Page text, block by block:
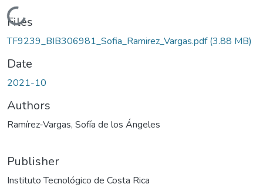
Loading...
Files
TF9239_BIB306981_Sofia_Ramirez_Vargas.pdf(3.88 MB)
Date
2021-10
Authors
Ramírez-Vargas, Sofía de los Ángeles
Publisher
Instituto Tecnológico de Costa Rica